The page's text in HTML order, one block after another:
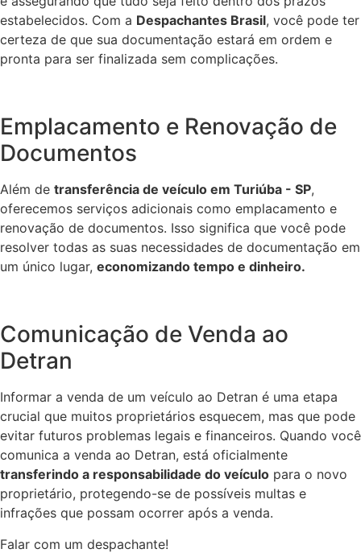
estabelecidos. Com a Despachantes Brasil, você pode ter
certeza de que sua documentação estará em ordem e
pronta para ser finalizada sem complicações.
Emplacamento e Renovação de
Documentos
Além de transferência de veículo em Turiúba - SP,
oferecemos serviços adicionais como emplacamento e
renovação de documentos. Isso significa que você pode
resolver todas as suas necessidades de documentação em
um único lugar, economizando tempo e dinheiro.
Comunicação de Venda ao
Detran
Informar a venda de um veículo ao Detran é uma etapa
crucial que muitos proprietários esquecem, mas que pode
evitar futuros problemas legais e financeiros. Quando você
comunica a venda ao Detran, está oficialmente
transferindo a responsabilidade do veículo para o novo
proprietário, protegendo-se de possíveis multas e
infrações que possam ocorrer após a venda.
Falar com um despachante!